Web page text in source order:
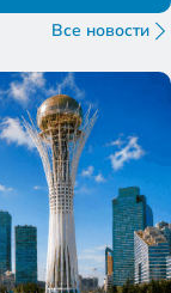
Все новости